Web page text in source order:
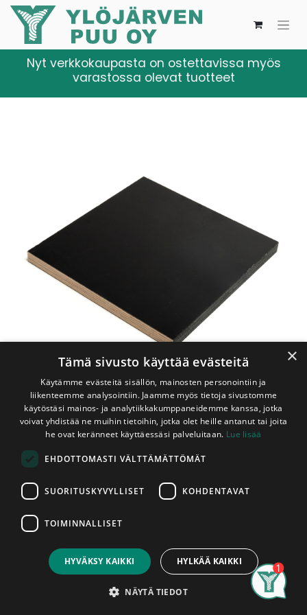
34,56€
Account
Nyt verkkokaupasta on ostettavissa myös
varastossa olevat tuotteet
Shop
Filmivaneri 9x1200x1800 mm F/V Granit Grey 2-Laatu
Filmivaneri 9x1200x1800 mm F/V
Granit Grey 2-Laatu
2,16m²/Levy, Palakoko
Filmivaneri on fenolifilmikalvolla pinnoitettu vaneri, jonka
pinta on kova ja kosteuden kestävä.Filmivaneri soveltuu
erinomaisesti kosteisiin ja vaativiin olosuhteisiin, kuten
betonimuotteihin, kuljetusvälineiden lattioihin (peräkärryt,
hevostrailerit), varastojen lattioihin, ajoneuvojen verhouksiin
×
Tämä sivusto käyttää evästeitä
Käytämme evästeitä sisällön, mainosten personointiin ja
liikenteemme analysointiin. Jaamme myös tietoja sivustomme
käytöstäsi mainos- ja analytiikkakumppaneidemme kanssa, jotka
voivat yhdistää ne muihin tietoihin, jotka olet heille antanut tai joita
he ovat keränneet käyttäessäsi palveluitaan. Lue lisää
EHDOTTOMASTI VÄLTTÄMÄTTÖMÄT
SUORITUSKYVYLLISET KOHDENTAVAT
TOIMINNALLISET
HYVÄKSY KAIKKI HYLKÄÄ KAIKKI
NÄYTÄ TIEDOT